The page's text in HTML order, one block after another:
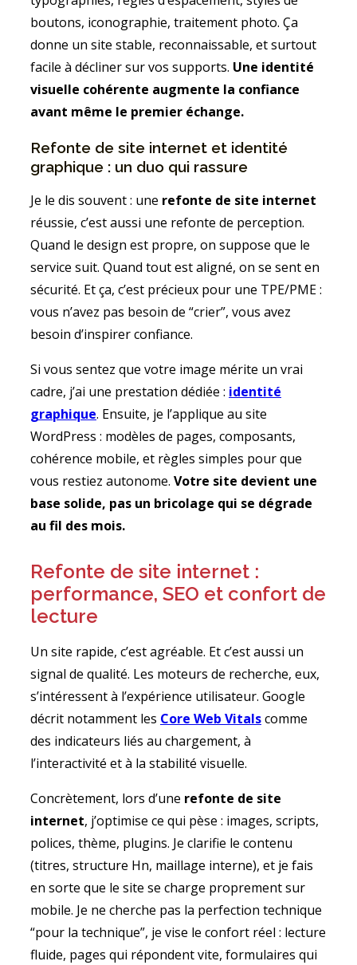
boutons, iconographie, traitement photo. Ça
donne un site stable, reconnaissable, et surtout
facile à décliner sur vos supports. Une identité
visuelle cohérente augmente la confiance
avant même le premier échange.
Refonte de site internet et identité
graphique : un duo qui rassure
Je le dis souvent : une refonte de site internet
réussie, c’est aussi une refonte de perception.
Quand le design est propre, on suppose que le
service suit. Quand tout est aligné, on se sent en
sécurité. Et ça, c’est précieux pour une TPE/PME :
vous n’avez pas besoin de “crier”, vous avez
besoin d’inspirer confiance.
Si vous sentez que votre image mérite un vrai
cadre, j’ai une prestation dédiée : identité
graphique. Ensuite, je l’applique au site
WordPress : modèles de pages, composants,
cohérence mobile, et règles simples pour que
vous restiez autonome. Votre site devient une
base solide, pas un bricolage qui se dégrade
au fil des mois.
Refonte de site internet :
performance, SEO et confort de
lecture
Un site rapide, c’est agréable. Et c’est aussi un
signal de qualité. Les moteurs de recherche, eux,
s’intéressent à l’expérience utilisateur. Google
décrit notamment les Core Web Vitalscomme
des indicateurs liés au chargement, à
l’interactivité et à la stabilité visuelle.
Concrètement, lors d’une refonte de site
internet, j’optimise ce qui pèse : images, scripts,
polices, thème, plugins. Je clarifie le contenu
(titres, structure Hn, maillage interne), et je fais
en sorte que le site se charge proprement sur
mobile. Je ne cherche pas la perfection technique
“pour la technique”, je vise le confort réel : lecture
fluide, pages qui répondent vite, formulaires qui